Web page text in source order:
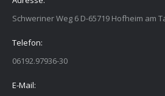
Schweriner Weg 6 D-65719 Hofheim am
Telefon:
06192.97936-30
E-Mail: